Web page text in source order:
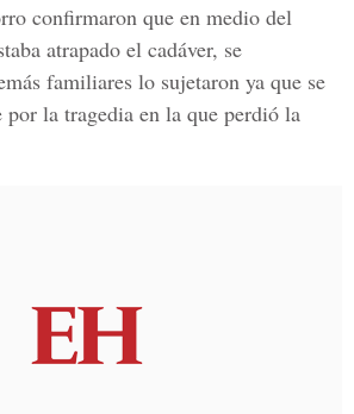
confirmaron que en medio del
atrapado el cadáver, se
familiares lo sujetaron ya que se
por la tragedia en la que perdió la